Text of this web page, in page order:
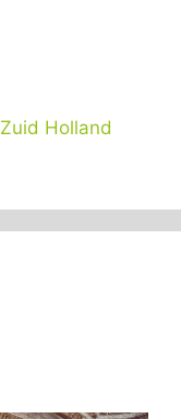
Zuid Holland